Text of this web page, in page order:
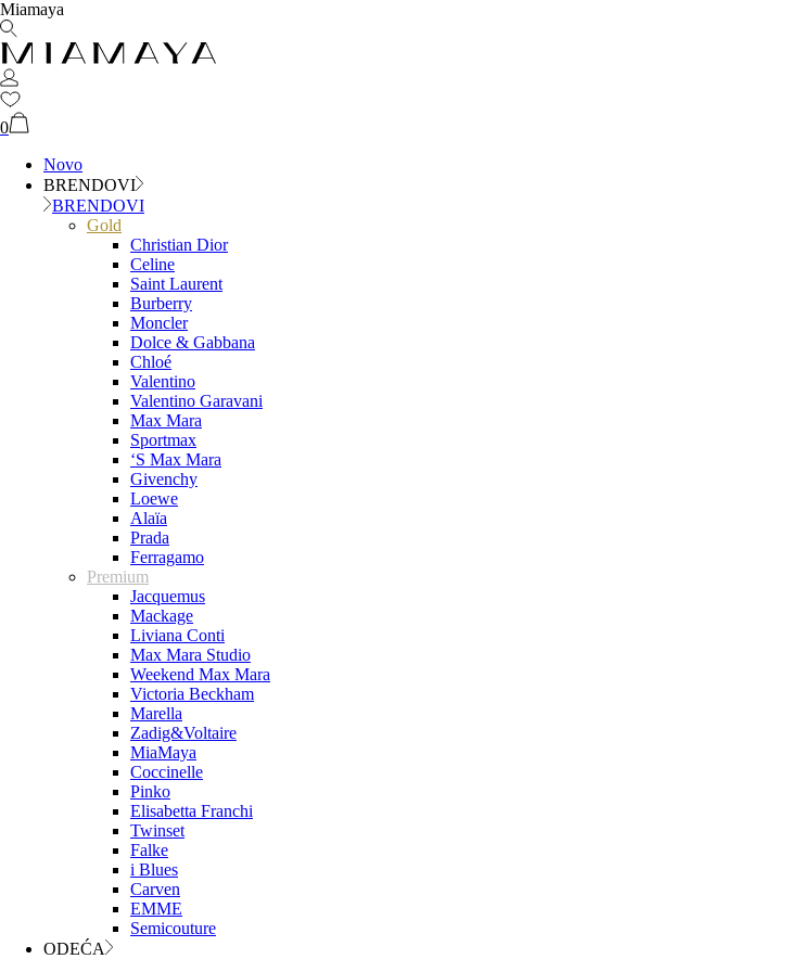
Miamaya
0
Novo
BRENDOVI
BRENDOVI
Gold
Christian Dior
Celine
Saint Laurent
Burberry
Moncler
Dolce & Gabbana
Chloé
Valentino
Valentino Garavani
Max Mara
Sportmax
‘S Max Mara
Givenchy
Loewe
Alaïa
Prada
Ferragamo
Premium
Jacquemus
Mackage
Liviana Conti
Max Mara Studio
Weekend Max Mara
Victoria Beckham
Marella
Zadig&Voltaire
MiaMaya
Coccinelle
Pinko
Elisabetta Franchi
Twinset
Falke
i Blues
Carven
EMME
Semicouture
ODEĆA